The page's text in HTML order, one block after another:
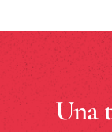
Una